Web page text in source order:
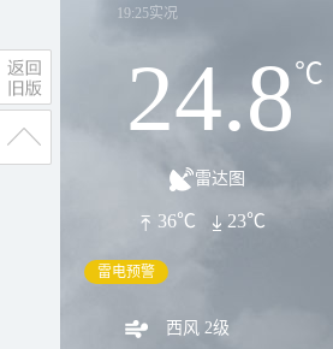
19:25实况
24.8℃
雷达图
36℃ 23℃
雷电预警
西风 2级